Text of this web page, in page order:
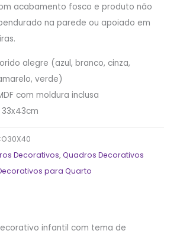
acabamento fosco e produto não
na parede ou apoiado em
alegre (azul, branco, cinza,
verde)
com moldura inclusa
33x43cm
Decorativos,Quadros Decorativos
para Quarto
infantil com tema de